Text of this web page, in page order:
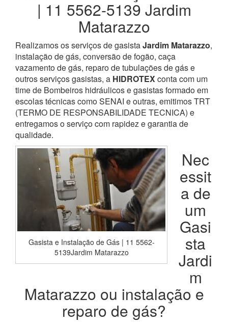
| 11 5562-5139 Jardim
Matarazzo
Realizamos os serviços de gasistaJardim Matarazzo,
instalação de gás, conversão de fogão, caça
vazamento de gás, reparo de tubulações de gás e
outros serviços gasistas, a HIDROTEXconta com um
time de Bombeiros hidráulicos e gasistas formado em
escolas técnicas como SENAI e outras, emitimos TRT
(TERMO DE RESPONSABILIDADE TECNICA) e
entregamos o serviço com rapidez e garantia de
qualidade.
Gasista e Instalação de Gás | 11 5562-
5139Jardim Matarazzo
Nec
essit
a de
um
Gasi
sta
Jardi
m
Matarazzo ou instalação e
reparo de gás?